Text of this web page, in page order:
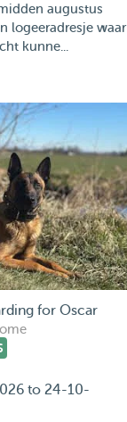
augustus
logeeradresje waar
kunne...
for Oscar
to 24-10-